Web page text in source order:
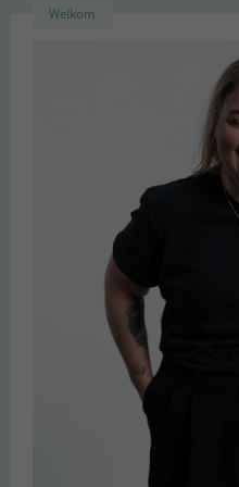
Welkom